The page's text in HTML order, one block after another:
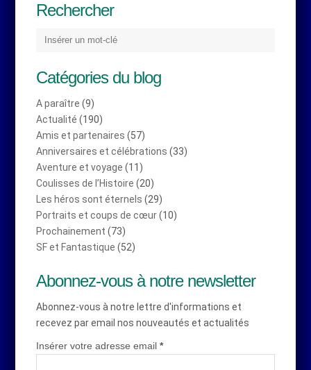
Rechercher
Catégories du blog
A paraître (9)
Actualité (190)
Amis et partenaires (57)
Anniversaires et célébrations (33)
Aventure et voyage (11)
Coulisses de l’Histoire (20)
Les héros sont éternels (29)
Portraits et coups de cœur(10)
Prochainement (73)
SF et Fantastique (52)
Abonnez-vous à notre newsletter
Abonnez-vous à notre lettre d'informations et
recevez par email nos nouveautés et actualités
Insérer votre adresse email*